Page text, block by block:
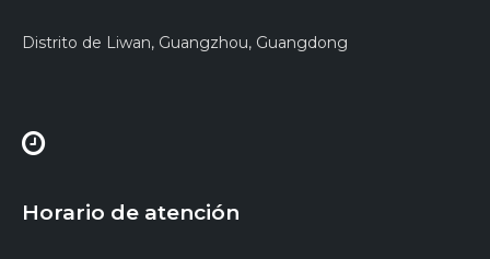
Distrito de Liwan, Guangzhou, Guangdong
Horario de atención